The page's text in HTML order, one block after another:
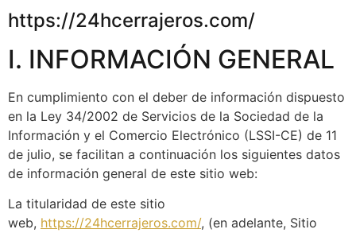
https://24hcerrajeros.com/
I. INFORMACIÓN GENERAL
En cumplimiento con el deber de información dispuesto
en la Ley 34/2002 de Servicios de la Sociedad de la
Información y el Comercio Electrónico (LSSI-CE) de 11
de julio, se facilitan a continuación los siguientes datos
de información general de este sitio web:
La titularidad de este sitio
web, https://24hcerrajeros.com/, (en adelante, Sitio